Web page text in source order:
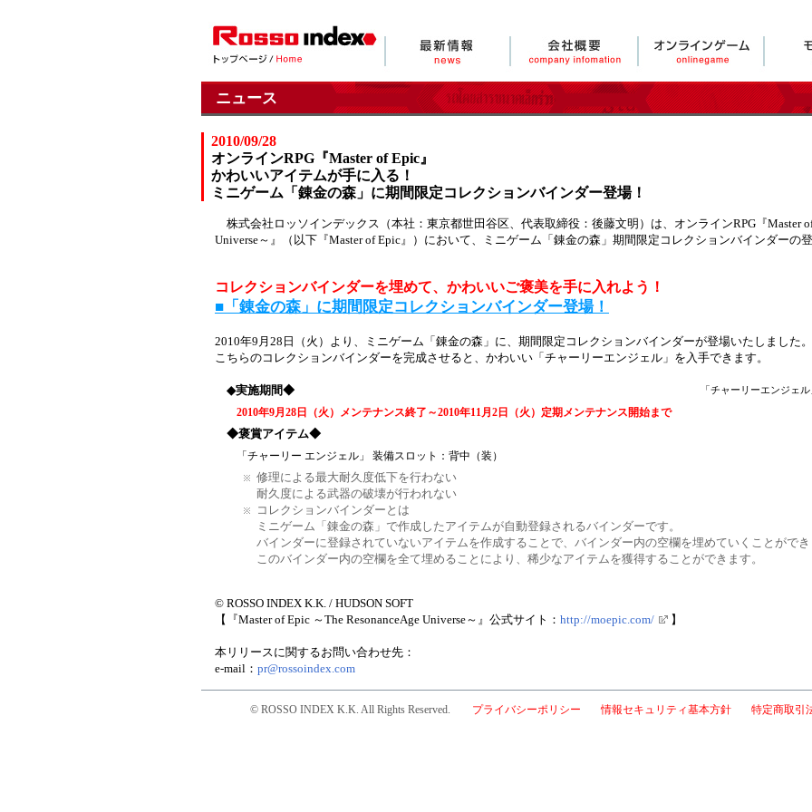
ニュース
2010/09/28
オンラインRPG『Master of Epic』
かわいいアイテムが手に入る！
ミニゲーム「錬金の森」に期間限定コレクションバインダー登場！
株式会社ロッソインデックス（本社：東京都世田谷区、代表取締役：後藤文明）は、オンラインRPG『Master of
Universe～』（以下『Master of Epic』）において、ミニゲーム「錬金の森」期間限定コレクションバインダーの
コレクションバインダーを埋めて、かわいいご褒美を手に入れよう！
■「錬金の森」に期間限定コレクションバインダー登場！
2010年9月28日（火）より、ミニゲーム「錬金の森」に、期間限定コレクションバインダーが登場いたしました。
こちらのコレクションバインダーを完成させると、かわいい「チャーリーエンジェル」を入手できます。
「チャーリーエンジェ
◆実施期間◆
2010年9月28日（火）メンテナンス終了～2010年11月2日（火）定期メンテナンス開始まで
◆褒賞アイテム◆
「チャーリー エンジェル」 装備スロット：背中（装）
修理による最大耐久度低下を行わない
耐久度による武器の破壊が行われない
コレクションバインダーとは
ミニゲーム「錬金の森」で作成したアイテムが自動登録されるバインダーです。
バインダーに登録されていないアイテムを作成することで、バインダー内の空欄を埋めていくことがで
このバインダー内の空欄を全て埋めることにより、稀少なアイテムを獲得することができます。
© ROSSO INDEX K.K. / HUDSON SOFT
【『Master of Epic ～The ResonanceAge Universe～』公式サイト： http://moepic.com/ 】
本リリースに関するお問い合わせ先：
e-mail： pr@rossoindex.com